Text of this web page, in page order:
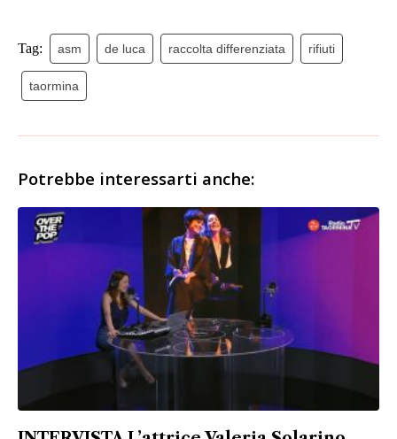
Tag: asm de luca raccolta differenziata rifiuti
taormina
Potrebbe interessarti anche: